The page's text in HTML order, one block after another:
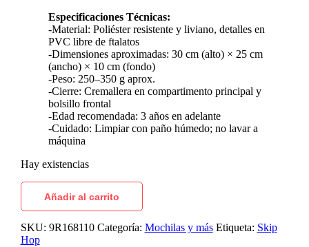
Especificaciones Técnicas:
-Material: Poliéster resistente y liviano, detalles en
PVC libre de ftalatos
-Dimensiones aproximadas: 30 cm (alto) × 25 cm
(ancho) × 10 cm (fondo)
-Peso: 250–350 g aprox.
-Cierre: Cremallera en compartimento principal y
bolsillo frontal
-Edad recomendada: 3 años en adelante
-Cuidado: Limpiar con paño húmedo; no lavar a
máquina
Hay existencias
Añadir al carrito
SKU: 9R168110 Categoría: Mochilas y más Etiqueta: Skip
Hop